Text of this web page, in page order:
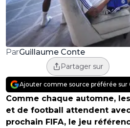
ParGuillaume Conte
Partager sur
Ajouter comme source préférée sur
Comme chaque automne,
et de football attendent
prochain FIFA, le jeu